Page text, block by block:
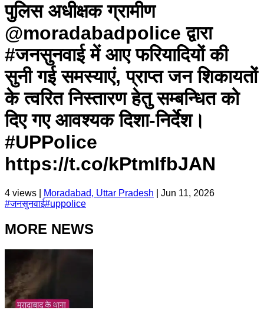
पुलिस अधीक्षक ग्रामीण
@moradabadpolice द्वारा
#जनसुनवाई में आए फरियादियों की
सुनी गई समस्याएं, प्राप्त जन शिकायतों
के त्वरित निस्तारण हेतु सम्बन्धित को
दिए गए आवश्यक दिशा-निर्देश।
#UPPolice
https://t.co/kPtmIfbJAN
4 views | Moradabad, Uttar Pradesh
Jun 11, 2026
#जनसुनवाई#uppolice
MORE NEWS